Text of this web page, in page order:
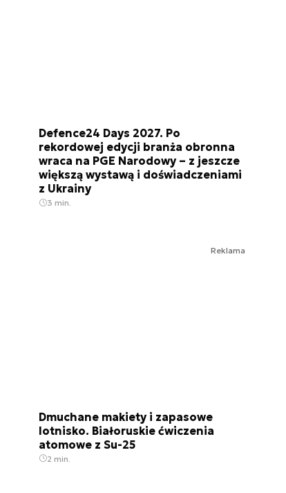
Defence24 Days 2027. Po
rekordowej edycji branża obronna
wraca na PGE Narodowy – z jeszcze
większą wystawą i doświadczeniami
z Ukrainy
3 min.
Reklama
Dmuchane makiety i zapasowe
lotnisko. Białoruskie ćwiczenia
atomowe z Su-25
2 min.